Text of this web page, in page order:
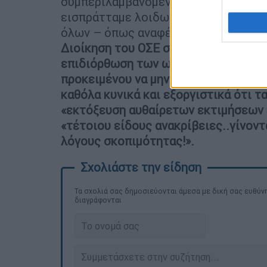
εισπράτταμε λοιδωρία, χλεύη,
όλων – όπως αναφέρουν - ήταν η
Διοίκηση του ΟΣΕ στις 8.11.2022,
επιδιόρθωση των ως άνω
προκειμένου να μην θρηνήσουμε
καθόλα κυνικά και εξοργιστικά ότι
«εκτόξευση αυθαίρετων
«τέτοιου είδους
λόγους σκοπιμότητας!».
Τα σχολιά σας δημοσιεύονται άμεσα με δική σας
διαγράφονται